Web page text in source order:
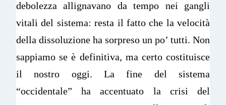
debolezza allignavano da tempo nei gangli
vitali del sistema: resta il fatto che la velocità
della dissoluzione ha sorpreso un po’ tutti. Non
sappiamo se è definitiva, ma certo costituisce
il nostro oggi. La fine del sistema
“occidentale” ha accentuato la crisi del